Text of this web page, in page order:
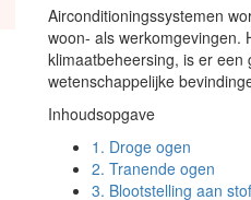
Airconditioningssystemen
woon- als werkomgevingen.
klimaatbeheersing, is er
wetenschappelijke
Inhoudsopgave
1. Droge ogen
2. Tranende ogen
3. Blootstelling aan